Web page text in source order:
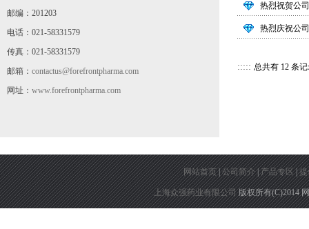
邮编：201203
电话：021-58331579
传真：021-58331579
邮箱： contactus@forefrontpharma.com
网址： www.forefrontpharma.com
热烈祝贺公
热烈庆祝公
::::: 总共有 12 条
网站首页|公司简介|产品专区|
上海众强药业有限公司版权所有(C)2014